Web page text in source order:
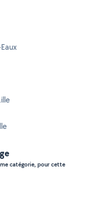
catégorie, pour cette